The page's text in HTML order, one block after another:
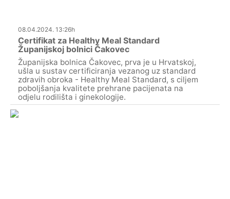
08.04.2024. 13:26h
Certifikat za Healthy Meal Standard
Županijskoj bolnici Čakovec
Županijska bolnica Čakovec, prva je u Hrvatskoj,
ušla u sustav certificiranja vezanog uz standard
zdravih obroka - Healthy Meal Standard, s ciljem
poboljšanja kvalitete prehrane pacijenata na
odjelu rodilišta i ginekologije.